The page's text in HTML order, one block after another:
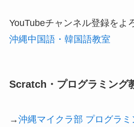
YouTubeチャンネル登録をよ
沖縄中国語・韓国語教室
Scratch・プログラミング
→沖縄マイクラ部 プログラ